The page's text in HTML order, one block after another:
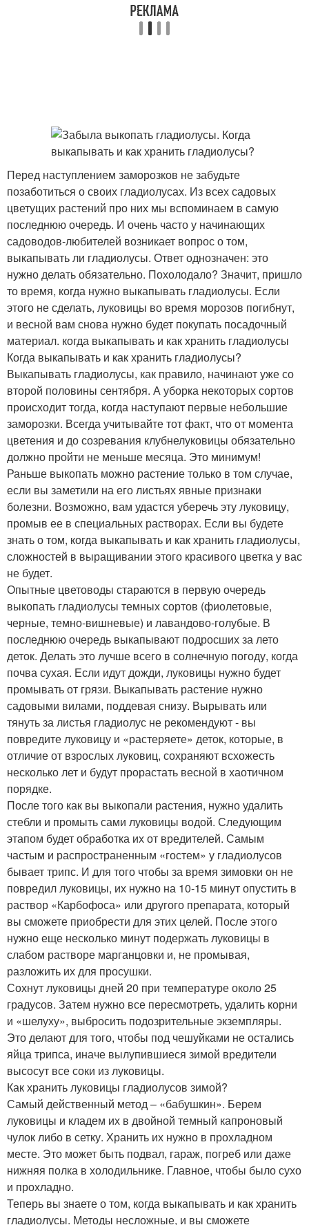
Перед наступлением заморозков не забудьте
позаботиться о своих гладиолусах. Из всех садовых
цветущих растений про них мы вспоминаем в самую
последнюю очередь. И очень часто у начинающих
садоводов-любителей возникает вопрос о том,
выкапывать ли гладиолусы. Ответ однозначен: это
нужно делать обязательно. Похолодало? Значит, пришло
то время, когда нужно выкапывать гладиолусы. Если
этого не сделать, луковицы во время морозов погибнут,
и весной вам снова нужно будет покупать посадочный
материал. когда выкапывать и как хранить гладиолусы
Когда выкапывать и как хранить гладиолусы?
Выкапывать гладиолусы, как правило, начинают уже со
второй половины сентября. А уборка некоторых сортов
происходит тогда, когда наступают первые небольшие
заморозки. Всегда учитывайте тот факт, что от момента
цветения и до созревания клубнелуковицы обязательно
должно пройти не меньше месяца. Это минимум!
Раньше выкопать можно растение только в том случае,
если вы заметили на его листьях явные признаки
болезни. Возможно, вам удастся уберечь эту луковицу,
промыв ее в специальных растворах. Если вы будете
знать о том, когда выкапывать и как хранить гладиолусы,
сложностей в выращивании этого красивого цветка у вас
не будет.
Опытные цветоводы стараются в первую очередь
выкопать гладиолусы темных сортов (фиолетовые,
черные, темно-вишневые) и лавандово-голубые. В
последнюю очередь выкапывают подросших за лето
деток. Делать это лучше всего в солнечную погоду, когда
почва сухая. Если идут дожди, луковицы нужно будет
промывать от грязи. Выкапывать растение нужно
садовыми вилами, поддевая снизу. Вырывать или
тянуть за листья гладиолус не рекомендуют - вы
повредите луковицу и «растеряете» деток, которые, в
отличие от взрослых луковиц, сохраняют всхожесть
несколько лет и будут прорастать весной в хаотичном
порядке.
После того как вы выкопали растения, нужно удалить
стебли и промыть сами луковицы водой. Следующим
этапом будет обработка их от вредителей. Самым
частым и распространенным «гостем» у гладиолусов
бывает трипс. И для того чтобы за время зимовки он не
повредил луковицы, их нужно на 10-15 минут опустить в
раствор «Карбофоса» или другого препарата, который
вы сможете приобрести для этих целей. После этого
нужно еще несколько минут подержать луковицы в
слабом растворе марганцовки и, не промывая,
разложить их для просушки.
Сохнут луковицы дней 20 при температуре около 25
градусов. Затем нужно все пересмотреть, удалить корни
и «шелуху», выбросить подозрительные экземпляры.
Это делают для того, чтобы под чешуйками не остались
яйца трипса, иначе вылупившиеся зимой вредители
высосут все соки из луковицы.
Как хранить луковицы гладиолусов зимой?
Самый действенный метод – «бабушкин». Берем
луковицы и кладем их в двойной темный капроновый
чулок либо в сетку. Хранить их нужно в прохладном
месте. Это может быть подвал, гараж, погреб или даже
нижняя полка в холодильнике. Главное, чтобы было сухо
и прохладно.
Теперь вы знаете о том, когда выкапывать и как хранить
гладиолусы. Методы несложные, и вы сможете